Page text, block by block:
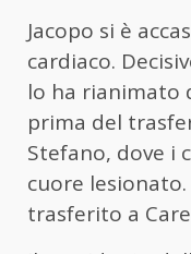
Jacopo si è
cardiaco.
lo ha rianimato
prima del
Stefano, dove i
cuore
trasferito a